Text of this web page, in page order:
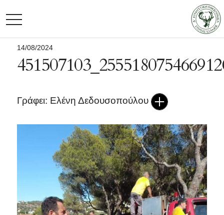
TOGGLE NAVIGATION
14/08/2024
Γράφει: Ελένη Δεδουσοπούλου